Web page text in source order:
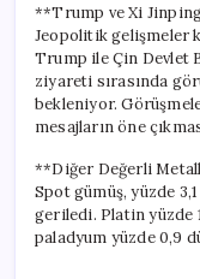
**Trump ve Xi
Jeopolitik gelişmeler
Trump ile Çin Devlet
ziyareti sırasında
bekleniyor.
mesajların öne
**Diğer Değerli
Spot gümüş, yüzde
geriledi. Platin yüzde
paladyum yüzde 0,9